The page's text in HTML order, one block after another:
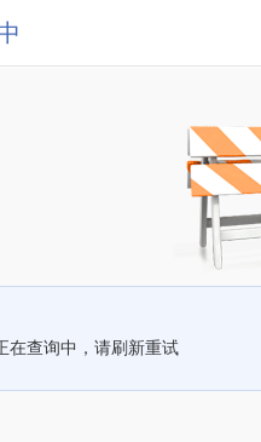
在查询中，请刷新重试